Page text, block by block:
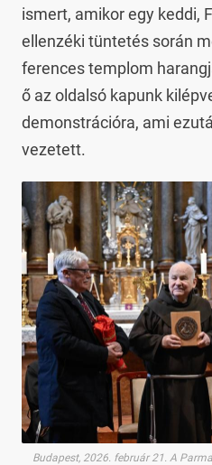
ismert, amikor egy keddi,
ellenzéki tüntetés során
ferences templom
ő az oldalsó kapunk
demonstrációra, ami
vezetett.
Budapest, 2026. február 21. A